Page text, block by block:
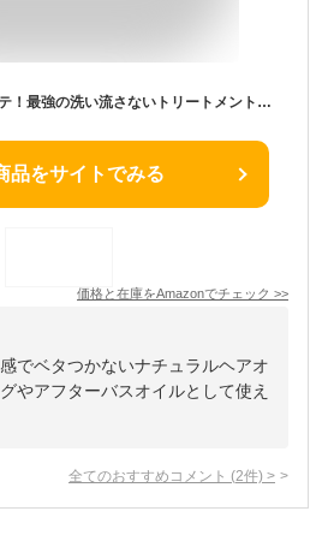
【色気倍増！超絶女子モテ！最強の洗い流さないトリートメント！】バーキュリー ヘアオイル メンズ スタイリング さらさら 微香料 良い匂い ベタつかない 軽め ノンシリコン
品をサイトでみる
価格と在庫をAmazonでチェック >>
でベタつかないナチュラルヘアオ
やアフターバスオイルとして使え
全てのおすすめコメント (2件) >